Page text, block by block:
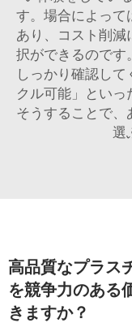
す。場合によって
あり、コスト削減
択ができるのです
しっかり確認し
クル可能」といっ
そうすることで、
選
高品質なプラス
を競争力のある
きますか？